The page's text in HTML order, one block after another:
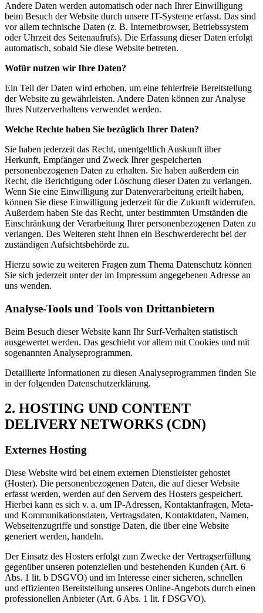
Andere Daten werden automatisch oder nach Ihrer Einwilligung
beim Besuch der Website durch unsere IT-Systeme erfasst. Das sind
vor allem technische Daten (z. B. Internetbrowser, Betriebssystem
oder Uhrzeit des Seitenaufrufs). Die Erfassung dieser Daten erfolgt
automatisch, sobald Sie diese Website betreten.
Wofür nutzen wir Ihre Daten?
Ein Teil der Daten wird erhoben, um eine fehlerfreie Bereitstellung
der Website zu gewährleisten. Andere Daten können zur Analyse
Ihres Nutzerverhaltens verwendet werden.
Welche Rechte haben Sie bezüglich Ihrer Daten?
Sie haben jederzeit das Recht, unentgeltlich Auskunft über
Herkunft, Empfänger und Zweck Ihrer gespeicherten
personenbezogenen Daten zu erhalten. Sie haben außerdem ein
Recht, die Berichtigung oder Löschung dieser Daten zu verlangen.
Wenn Sie eine Einwilligung zur Datenverarbeitung erteilt haben,
können Sie diese Einwilligung jederzeit für die Zukunft widerrufen.
Außerdem haben Sie das Recht, unter bestimmten Umständen die
Einschränkung der Verarbeitung Ihrer personenbezogenen Daten zu
verlangen. Des Weiteren steht Ihnen ein Beschwerderecht bei der
zuständigen Aufsichtsbehörde zu.
Hierzu sowie zu weiteren Fragen zum Thema Datenschutz können
Sie sich jederzeit unter der im Impressum angegebenen Adresse an
uns wenden.
Analyse-Tools und Tools von Drittanbietern
Beim Besuch dieser Website kann Ihr Surf-Verhalten statistisch
ausgewertet werden. Das geschieht vor allem mit Cookies und mit
sogenannten Analyseprogrammen.
Detaillierte Informationen zu diesen Analyseprogrammen finden Sie
in der folgenden Datenschutzerklärung.
2. HOSTING UND CONTENT
DELIVERY NETWORKS (CDN)
Externes Hosting
Diese Website wird bei einem externen Dienstleister gehostet
(Hoster). Die personenbezogenen Daten, die auf dieser Website
erfasst werden, werden auf den Servern des Hosters gespeichert.
Hierbei kann es sich v. a. um IP-Adressen, Kontaktanfragen, Meta-
und Kommunikationsdaten, Vertragsdaten, Kontaktdaten, Namen,
Webseitenzugriffe und sonstige Daten, die über eine Website
generiert werden, handeln.
Der Einsatz des Hosters erfolgt zum Zwecke der Vertragserfüllung
gegenüber unseren potenziellen und bestehenden Kunden (Art. 6
Abs. 1 lit. b DSGVO) und im Interesse einer sicheren, schnellen
und effizienten Bereitstellung unseres Online-Angebots durch einen
professionellen Anbieter (Art. 6 Abs. 1 lit. f DSGVO).